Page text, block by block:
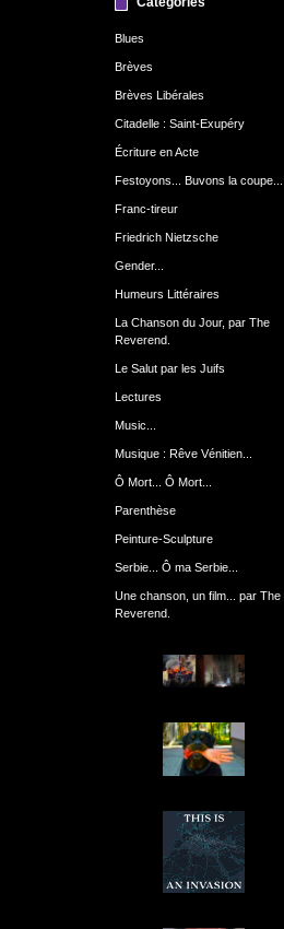
Blues
Brèves
Brèves Libérales
Citadelle : Saint-Exupéry
Écriture en Acte
Festoyons... Buvons la coupe...
Franc-tireur
Friedrich Nietzsche
Gender...
Humeurs Littéraires
La Chanson du Jour, par The
Reverend.
Le Salut par les Juifs
Lectures
Music...
Musique : Rêve Vénitien...
Ô Mort... Ô Mort...
Parenthèse
Peinture-Sculpture
Serbie... Ô ma Serbie...
Une chanson, un film... par The
Reverend.